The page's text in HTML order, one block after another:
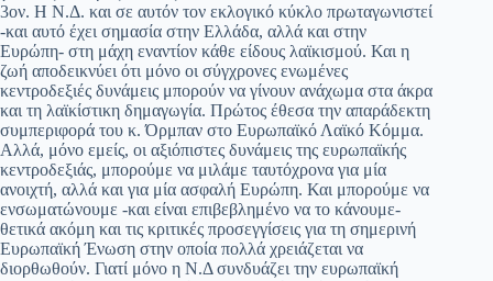
3ον. Η Ν.Δ. και σε αυτόν τον εκλογικό κύκλο πρωταγωνιστεί
-και αυτό έχει σημασία στην Ελλάδα, αλλά και στην
Ευρώπη- στη μάχη εναντίον κάθε είδους λαϊκισμού. Και η
ζωή αποδεικνύει ότι μόνο οι σύγχρονες ενωμένες
κεντροδεξιές δυνάμεις μπορούν να γίνουν ανάχωμα στα άκρα
και τη λαϊκίστικη δημαγωγία. Πρώτος έθεσα την απαράδεκτη
συμπεριφορά του κ. Όρμπαν στο Ευρωπαϊκό Λαϊκό Κόμμα.
Αλλά, μόνο εμείς, οι αξιόπιστες δυνάμεις της ευρωπαϊκής
κεντροδεξιάς, μπορούμε να μιλάμε ταυτόχρονα για μία
ανοιχτή, αλλά και για μία ασφαλή Ευρώπη. Και μπορούμε να
ενσωματώνουμε -και είναι επιβεβλημένο να το κάνουμε-
θετικά ακόμη και τις κριτικές προσεγγίσεις για τη σημερινή
Ευρωπαϊκή Ένωση στην οποία πολλά χρειάζεται να
διορθωθούν. Γιατί μόνο η Ν.Δ συνδυάζει την ευρωπαϊκή